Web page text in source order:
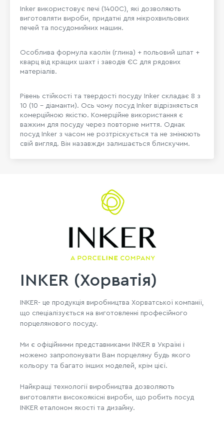
Inker використовує печі (1400C), які дозволяють
виготовляти вироби, придатні для мікрохвильових
печей та посудомийних машин.
Особлива формула каолін (глина) + польовий шпат +
кварц від кращих шахт і заводів ЄС для рядових
матеріалів.
Рівень стійкості та твердості посуду Inker складає 8 з
10 (10 - діаманти). Ось чому посуд Inker відрізняється
комерційною якістю. Комерційне використання є
важким для посуду через повторне миття. Однак
посуд Inker з часом не розтріскується та не змінюють
свій вигляд. Він назавжди залишається блискучим.
INKER (Хорватія)
INKER- це продукція виробництва Хорватської компанії,
що спеціалізується на виготовленні професійного
порцелянового посуду.
Ми є офіційними представниками INKER в Україні і
можемо запропонувати Вам порцеляну будь якого
кольору та багато інших моделей, крім цієї.
Найкращі технології виробництва дозволяють
виготовляти високоякісні вироби, що робить посуд
INKER еталоном якості та дизайну.